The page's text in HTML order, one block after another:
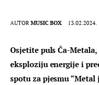
AUTOR MUSIC BOX 13.02.2024.
Osjetite puls Ča-Metala,
eksploziju energije i
spotu za pjesmu